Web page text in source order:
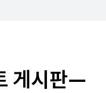
게시판—